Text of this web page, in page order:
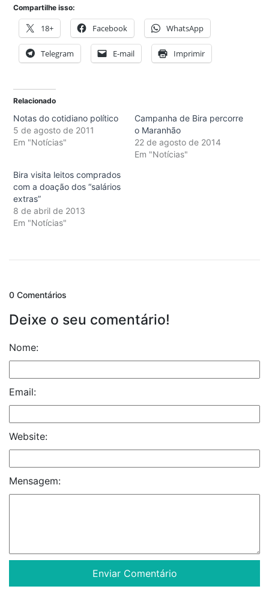
Compartilhe isso:
18+ Facebook WhatsApp
Telegram E-mail Imprimir
Relacionado
Notas do cotidiano político
5 de agosto de 2011
Em "Notícias"
Campanha de Bira percorre
o Maranhão
22 de agosto de 2014
Em "Notícias"
Bira visita leitos comprados
com a doação dos “salários
extras”
8 de abril de 2013
Em "Notícias"
0 Comentários
Deixe o seu comentário!
Nome:
Email:
Website:
Mensagem: